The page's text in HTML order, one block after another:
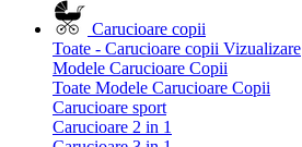
Carucioare copii
Toate - Carucioare copii Vizualizare
Modele Carucioare Copii
Toate Modele Carucioare Copii
Carucioare sport
Carucioare 2 in 1